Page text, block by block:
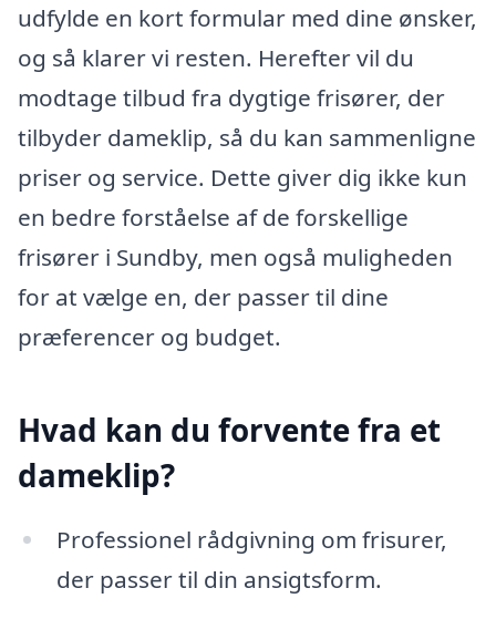
udfylde en kort formular med dine ønsker,
og så klarer vi resten. Herefter vil du
modtage tilbud fra dygtige frisører, der
tilbyder dameklip, så du kan sammenligne
priser og service. Dette giver dig ikke kun
en bedre forståelse af de forskellige
frisører i Sundby, men også muligheden
for at vælge en, der passer til dine
præferencer og budget.
Hvad kan du forvente fra et
dameklip?
Professionel rådgivning om frisurer,
der passer til din ansigtsform.